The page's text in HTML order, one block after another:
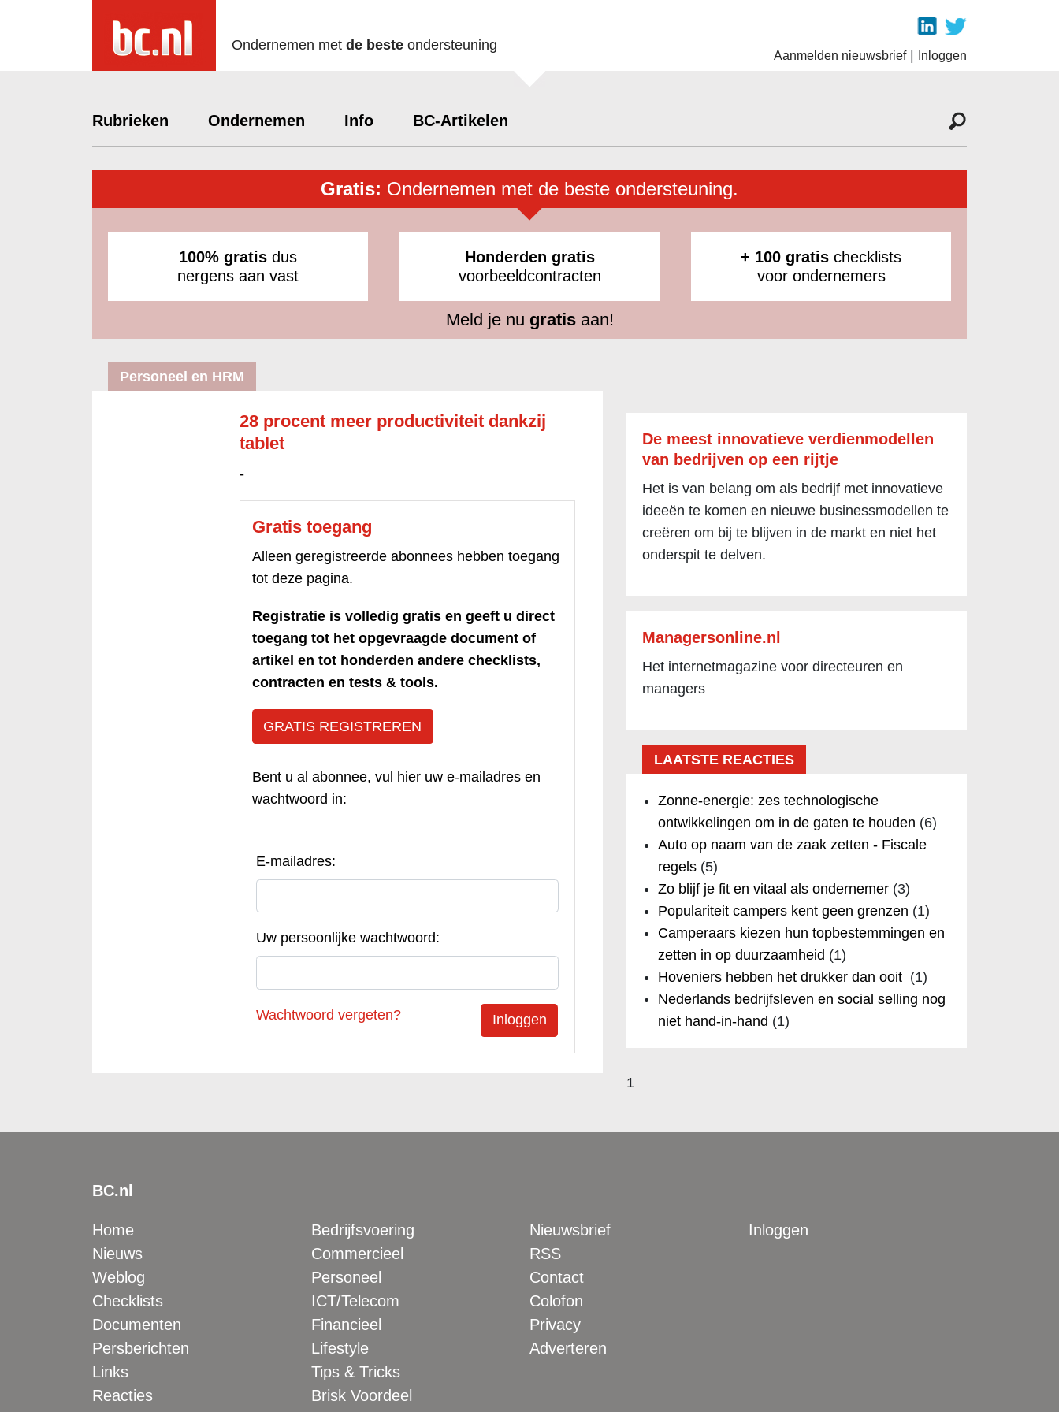
Ondernemen met de beste ondersteuning
Aanmelden nieuwsbrief| Inloggen
Rubrieken Ondernemen Info BC-Artikelen
Gratis: Ondernemen met de beste ondersteuning.
100% gratis dus
nergens aan vast
Honderden gratis
voorbeeldcontracten
+ 100 gratis checklists
voor ondernemers
Meld je nu gratisaan!
Personeel en HRM
28 procent meer productiviteit dankzij
tablet
-
Gratis toegang
Alleen geregistreerde abonnees hebben toegang
tot deze pagina.
Registratie is volledig gratis en geeft u direct
toegang tot het opgevraagde document of
artikel en tot honderden andere checklists,
contracten en tests & tools.
GRATIS REGISTREREN
Bent u al abonnee, vul hier uw e-mailadres en
wachtwoord in:
E-mailadres:
Uw persoonlijke wachtwoord:
Wachtwoord vergeten?
De meest innovatieve verdienmodellen
van bedrijven op een rijtje
Het is van belang om als bedrijf met innovatieve
ideeën te komen en nieuwe businessmodellen te
creëren om bij te blijven in de markt en niet het
onderspit te delven.
Managersonline.nl
Het internetmagazine voor directeuren en
managers
LAATSTE REACTIES
Zonne-energie: zes technologische
ontwikkelingen om in de gaten te houden (6)
Auto op naam van de zaak zetten - Fiscale
regels(5)
Zo blijf je fit en vitaal als ondernemer(3)
Populariteit campers kent geen grenzen (1)
Camperaars kiezen hun topbestemmingen en
zetten in op duurzaamheid (1)
Hoveniers hebben het drukker dan ooit (1)
Nederlands bedrijfsleven en social selling nog
niet hand-in-hand (1)
1
BC.nl
Home
Nieuws
Weblog
Checklists
Documenten
Persberichten
Links
Reacties
Bedrijfsvoering
Commercieel
Personeel
ICT/Telecom
Financieel
Lifestyle
Tips & Tricks
Brisk Voordeel
Nieuwsbrief
RSS
Contact
Colofon
Privacy
Adverteren
Inloggen